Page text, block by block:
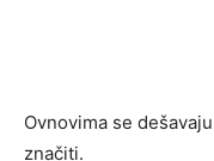
Ovnovima se
značiti.